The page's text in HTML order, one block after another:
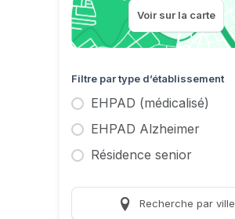
Voir sur la carte
Filtre par type d’établissement
EHPAD (médicalisé)
EHPAD Alzheimer
Résidence senior
Recherche par ville